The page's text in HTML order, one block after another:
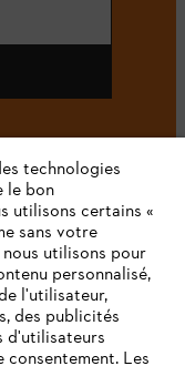
technologies
le bon
utilisons certains «
sans votre
utilisons pour
personnalisé,
l'utilisateur,
des publicités
d'utilisateurs
Les